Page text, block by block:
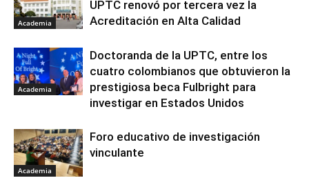
Academia
UPTC renovó por tercera vez la
Acreditación en Alta Calidad
Academia
Doctoranda de la UPTC, entre los
cuatro colombianos que obtuvieron la
prestigiosa beca Fulbright para
investigar en Estados Unidos
Academia
Foro educativo de investigación
vinculante